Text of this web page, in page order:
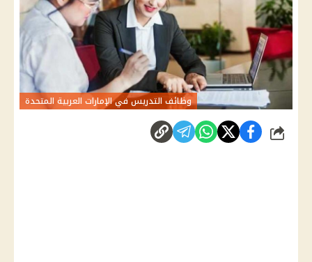
وظائف التدريس في الإمارات العربية المتحدة
شارك